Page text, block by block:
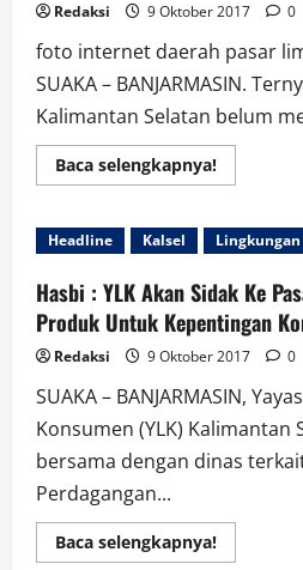
duga
GEREJA
Redaksi 9 Oktober 2017 0
foto internet daerah pasar
SUAKA – BANJARMASIN.
Kalimantan Selatan belum
Baca selengkapnya!Read
more
Belum
Punya
Induk
Headline Kalsel Lingkungan
Hasbi : YLK Akan Sidak Ke
Produk Untuk Kepentingan
Redaksi 9 Oktober 2017 0
SUAKA – BANJARMASIN,
Konsumen (YLK) Kalimantan
bersama dengan dinas
Perdagangan...
Baca selengkapnya!Read
more